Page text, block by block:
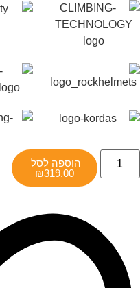
הוספה לסל
₪319.00